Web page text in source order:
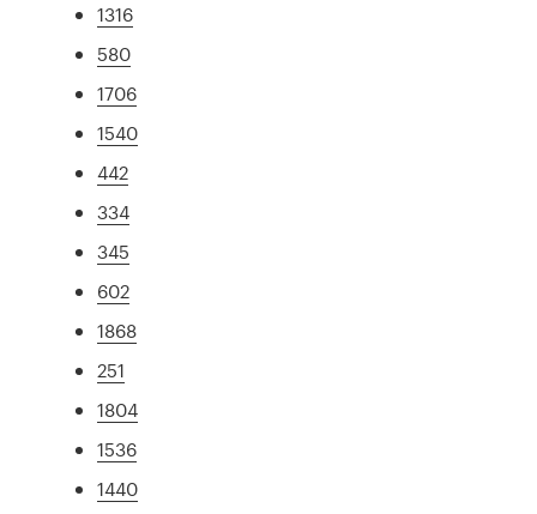
1316
580
1706
1540
442
334
345
602
1868
251
1804
1536
1440